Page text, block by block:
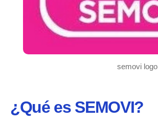
semovi logo
¿Qué es SEMOVI?